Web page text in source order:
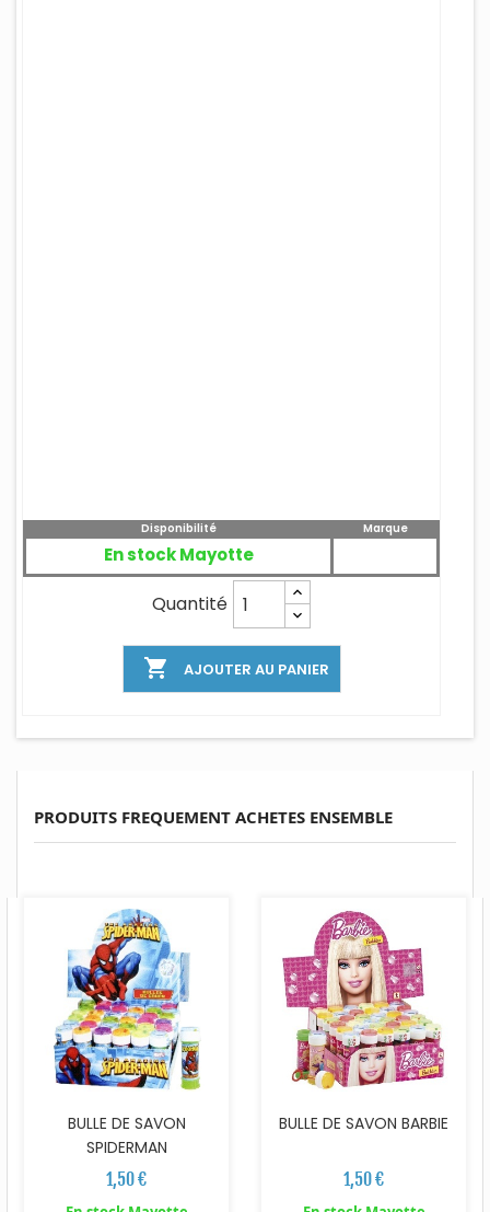
Disponibilité
En stock Mayotte
Marque
Quantité
 AJOUTER AU PANIER
PRODUITS FREQUEMENT ACHETES ENSEMBLE
BULLE DE SAVON
SPIDERMAN
1,50 €
BULLE DE SAVON BARBIE
1,50 €